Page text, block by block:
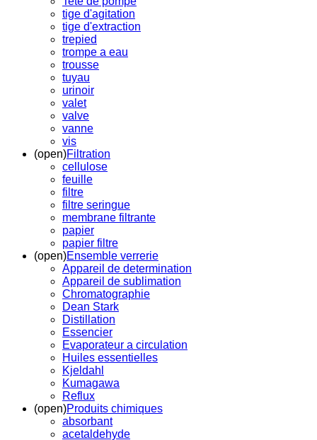
tige d'agitation
tige d'extraction
trepied
trompe a eau
trousse
tuyau
urinoir
valet
valve
vanne
vis
(open)Filtration
cellulose
feuille
filtre
filtre seringue
membrane filtrante
papier
papier filtre
(open)Ensemble verrerie
Appareil de determination
Appareil de sublimation
Chromatographie
Dean Stark
Distillation
Essencier
Evaporateur a circulation
Huiles essentielles
Kjeldahl
Kumagawa
Reflux
(open)Produits chimiques
absorbant
acetaldehyde